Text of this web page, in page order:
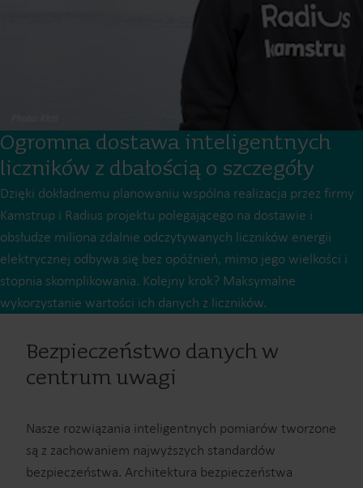
Ogromna dostawa inteligentnych
liczników z dbałością o szczegóły
Dzięki dokładnemu planowaniu wspólna realizacja przez firmy
Kamstrup i Radius projektu polegającego na dostawie i
obsłudze miliona zdalnie odczytywanych liczników energii
elektrycznej odbywa się bez opóźnień, mimo jego wielkości i
stopnia skomplikowania. Kolejny krok? Maksymalne
wykorzystanie wartości ich danych z liczników.
Bezpieczeństwo danych w
centrum uwagi
Nasze rozwiązania inteligentnych pomiarów tworzone
są z zachowaniem najwyższych standardów
bezpieczeństwa. Architektura bezpieczeństwa